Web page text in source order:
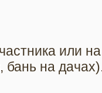
или
бань на